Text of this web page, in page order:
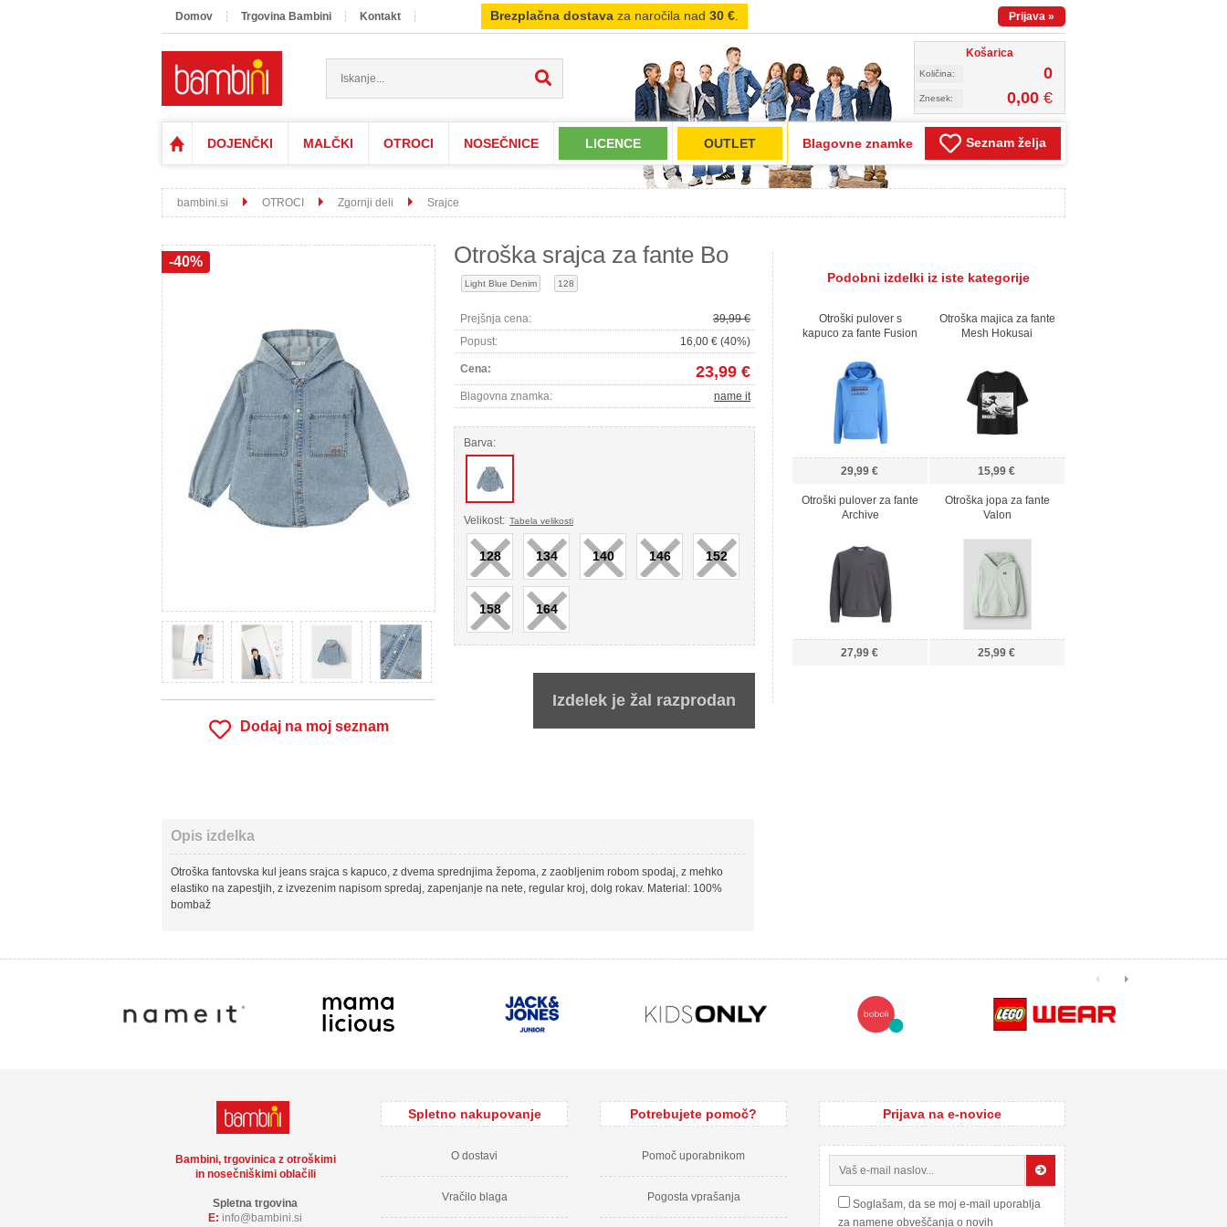
Domov Trgovina Bambini Kontakt Brezplačna dostava za naročila nad 30 € Prijava »
Košarica
Količina: 0
Znesek: 0,00 €
DOJENČKI MALČKI OTROCI NOSEČNICE LICENCE OUTLET Blagovne znamke Seznam želja
bambini.si OTROCI Zgornji deli Srajce
Otroška srajca za fante Bo
Light Blue Denim 128
-40%
Dodaj na moj seznam
Prejšnja cena:
39,99 €
Popust:
16,00 € (40%)
Cena: 23,99 €
Blagovna znamka: name it
Barva:
Velikost: Tabela velikosti
128
× 134
× 140
× 146
× 152
×
158
× 164
×
Izdelek je žal razprodan
Opis izdelka
Otroška fantovska kul jeans srajca s kapuco, z dvema sprednjima žepoma, z zaobljenim robom spodaj, z mehko
elastiko na zapestjih, z izvezenim napisom spredaj, zapenjanje na nete, regular kroj, dolg rokav. Material: 100%
bombaž
Podobni izdelki iz iste kategorije
Otroški pulover s
kapuco za fante Fusion
29,99 €
Otroška majica za fante
Mesh Hokusai
15,99 €
Otroški pulover za fante
Archive
27,99 €
Otroška jopa za fante
Valon
25,99 €
Bambini, trgovinica z otroškimi
in nosečniškimi oblačili
Spletna trgovina
E: info bambini.si
Spletno nakupovanje
O dostavi
Vračilo blaga
Potrebujete pomoč?
Pomoč uporabnikom
Pogosta vprašanja
Prijava na e-novice
Soglašam, da se moj e-mail uporablja
za namene obveščanja o novih